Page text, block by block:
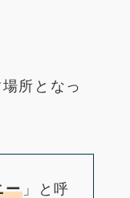
所となっ
ー 」と呼